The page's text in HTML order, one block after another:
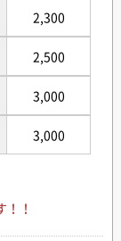
2,300
2,500
3,000
3,000
！